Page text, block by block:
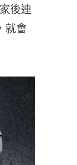
後連
就會